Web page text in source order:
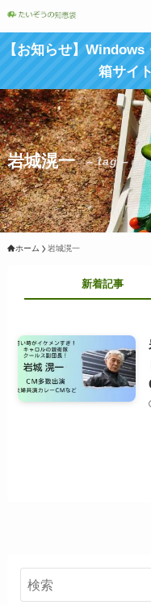
【お知らせ】
箱サイ
岩城滉一 – tag –
ホーム 岩城滉一
新着記事